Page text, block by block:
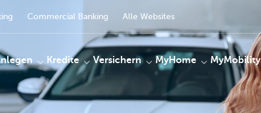
Commercial Banking Alle Websites
Kredite Versichern MyHome MyMobility